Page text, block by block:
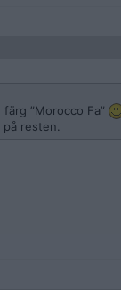
”Morocco Fa”
resten.